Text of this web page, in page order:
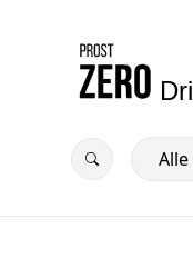
Alle